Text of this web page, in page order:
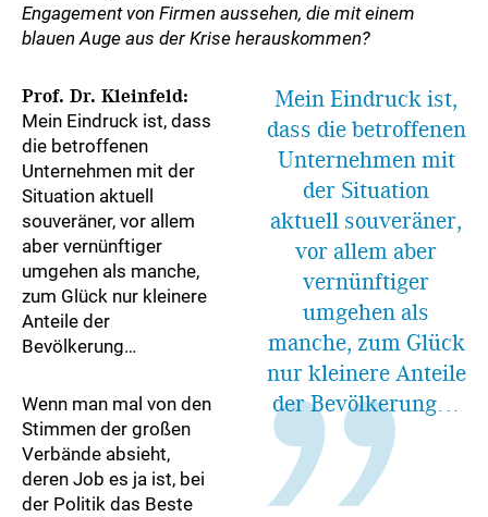
Engagement von Firmen aussehen, die mit einem
blauen Auge aus der Krise herauskommen?
Mein Eindruck ist,
dass die betroffenen
Unternehmen mit
der Situation
aktuell souveräner,
vor allem aber
vernünftiger
umgehen als
manche, zum Glück
nur kleinere Anteile
der Bevölkerung…
Prof. Dr. Kleinfeld:
Mein Eindruck ist, dass
die betroffenen
Unternehmen mit der
Situation aktuell
souveräner, vor allem
aber vernünftiger
umgehen als manche,
zum Glück nur kleinere
Anteile der
Bevölkerung…
Wenn man mal von den
Stimmen der großen
Verbände absieht,
deren Job es ja ist, bei
der Politik das Beste